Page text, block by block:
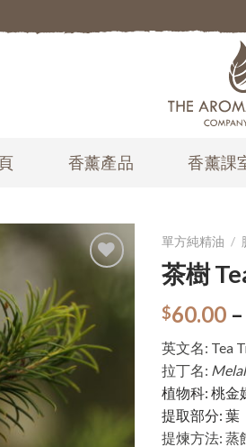
香薰產品 香薰課
單方純精油 /
茶樹
$60.00
英文名: Tea
拉丁名:
植物科: 桃金
提取部分: 葉
提煉方法: 蒸